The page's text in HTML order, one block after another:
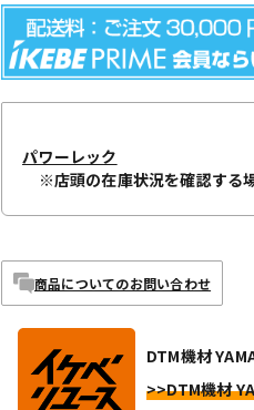
パワーレック
※店頭の在庫状況を確認する
商品についてのお問い合わせ
DTM機材
>>DTM機材